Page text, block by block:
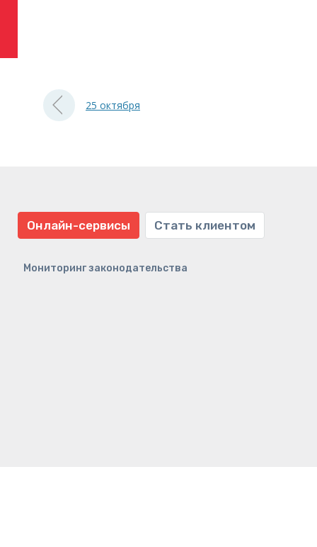
25 октября
Онлайн-сервисы Стать клиентом
Мониторинг законодательства